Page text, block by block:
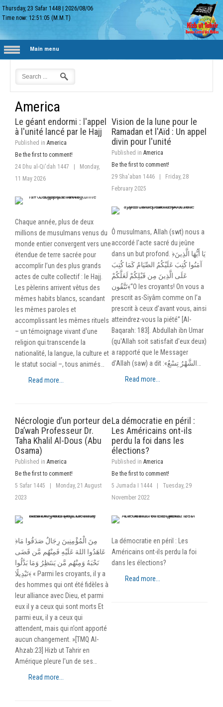
Thursday, 23 Safar 1448 |2026/08/06
Time now:12:51:06 (M.M.T)
Main menu
America
Le géant endormi : l'appel
à l'unité lancé par le Hajj
Published in America
Be the first to comment!
24 Dhu al-Qi'dah 1447
Monday,
11 May 2026
Chaque année, plus de deux
millions de musulmans venus du
monde entier convergent vers une
étendue de terre sacrée pour
accomplir l’un des plus grands
actes de culte collectif : le Hajj.
Les pèlerins arrivent vêtus des
mêmes habits blancs, scandant
les mêmes paroles et
accomplissant les mêmes rituels
– un témoignage vivant d’une
religion qui transcende la
nationalité, la langue, la culture et
le statut social –, tous animés…
Read more...
Vision de la lune pour le
Ramadan et l'Aïd : Un appel
divin pour l'unité
Published in America
Be the first to comment!
29 Sha'aban 1446
Friday, 28
February 2025
Ô musulmans, Allah (swt) nous a
accordé l'acte sacré du jeûne
dans un but profond. ﴿يَا أَيُّهَا الَّذِينَ
آمَنُوا كُتِبَ عَلَيْكُمُ الصِّيَامُ كَمَا كُتِبَ
عَلَى الَّذِينَ مِن قَبْلِكُمْ لَعَلَّكُمْ
تَتَّقُون﴾“O les croyants! On vous a
prescrit as-Siyâm comme on l’a
prescrit à ceux d’avant vous, ainsi
atteindrez-vous la piété” [Al-
Baqarah: 183]. Abdullah ibn Umar
(qu'Allah soit satisfait d'eux deux)
a rapporté que le Messager
Read more...
Nécrologie d’un porteur de
Da’wah Professeur Dr.
Taha Khalil Al-Dous (Abu
Osama)
Published in America
Be the first to comment!
5 Safar 1445
Monday, 21 August
2023
﴿مِنَ الْمُؤْمِنِينَ رِجَالٌ صَدَقُوا مَا
عَاهَدُوا اللهَ عَلَيْهِ فَمِنْهُم مَّن قَضَى
نَحْبَهُ وَمِنْهُم مَّن يَنتَظِرُ وَمَا بَدَّلُوا
تَبْدِيلًا﴾ « Parmi les croyants, il y a
des hommes qui ont été fidèles à
leur alliance avec Dieu, et parmi
eux il y a ceux qui sont morts Et
parmi eux, il y a ceux qui
attendent, mais qui n’ont apporté
aucun changement. »[TMQ Al-
Ahzab:23] Hizb ut Tahrir en
Amérique pleure l'un de ses…
Read more...
La démocratie en péril :
Les Américains ont-ils
perdu la foi dans les
élections?
Published in America
Be the first to comment!
5 Jumada I 1444
Tuesday, 29
November 2022
La démocratie en péril : Les
Américains ont-ils perdu la foi
dans les élections?
Read more...